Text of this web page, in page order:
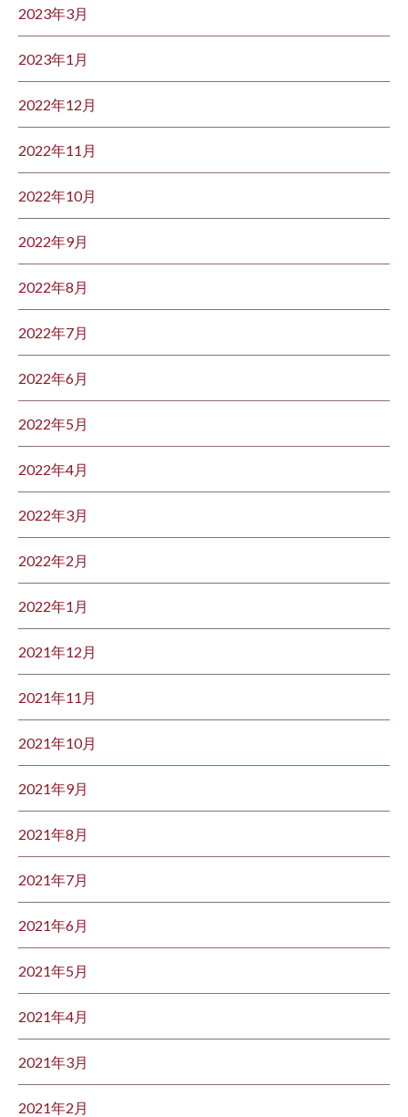
2023年3月
2023年1月
2022年12月
2022年11月
2022年10月
2022年9月
2022年8月
2022年7月
2022年6月
2022年5月
2022年4月
2022年3月
2022年2月
2022年1月
2021年12月
2021年11月
2021年10月
2021年9月
2021年8月
2021年7月
2021年6月
2021年5月
2021年4月
2021年3月
2021年2月